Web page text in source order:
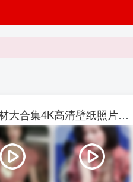
权恩妃水弹音乐节【27V】29P写真素材大合集4K高清壁纸照片素材
+3